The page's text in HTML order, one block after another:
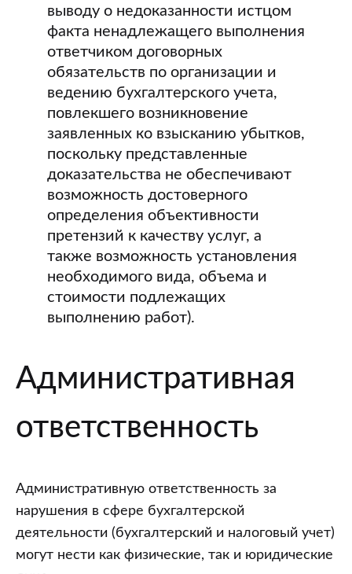
выводу о недоказанности истцом
факта ненадлежащего выполнения
ответчиком договорных
обязательств по организации и
ведению бухгалтерского учета,
повлекшего возникновение
заявленных ко взысканию убытков,
поскольку представленные
доказательства не обеспечивают
возможность достоверного
определения объективности
претензий к качеству услуг, а
также возможность установления
необходимого вида, объема и
стоимости подлежащих
выполнению работ).
Административная
ответственность
Административную ответственность за
нарушения в сфере бухгалтерской
деятельности (бухгалтерский и налоговый учет)
могут нести как физические, так и юридические